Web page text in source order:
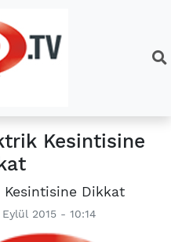
Kesintisine
Kesintisine Dikkat
Eylül 2015 - 10:14